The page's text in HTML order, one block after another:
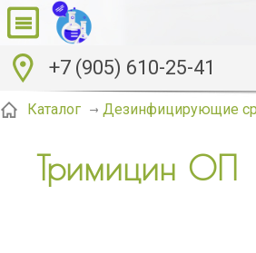
+7 (905) 610-25-41
Каталог Дезинфицирующие
Тримицин ОП